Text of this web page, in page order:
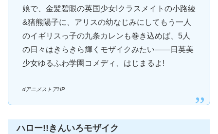
娘で、金髪碧眼の英国少女!クラスメイトの小路綾
&猪熊陽子に、アリスの幼なじみにしてもう一人
のイギリスっ子の九条カレンも巻き込めば、5人
の日々はきらきら輝くモザイクみたい――日英美
少女ゆるふわ学園コメディ、はじまるよ!
dアニメストアHP
ハロー!!きんいろモザイク